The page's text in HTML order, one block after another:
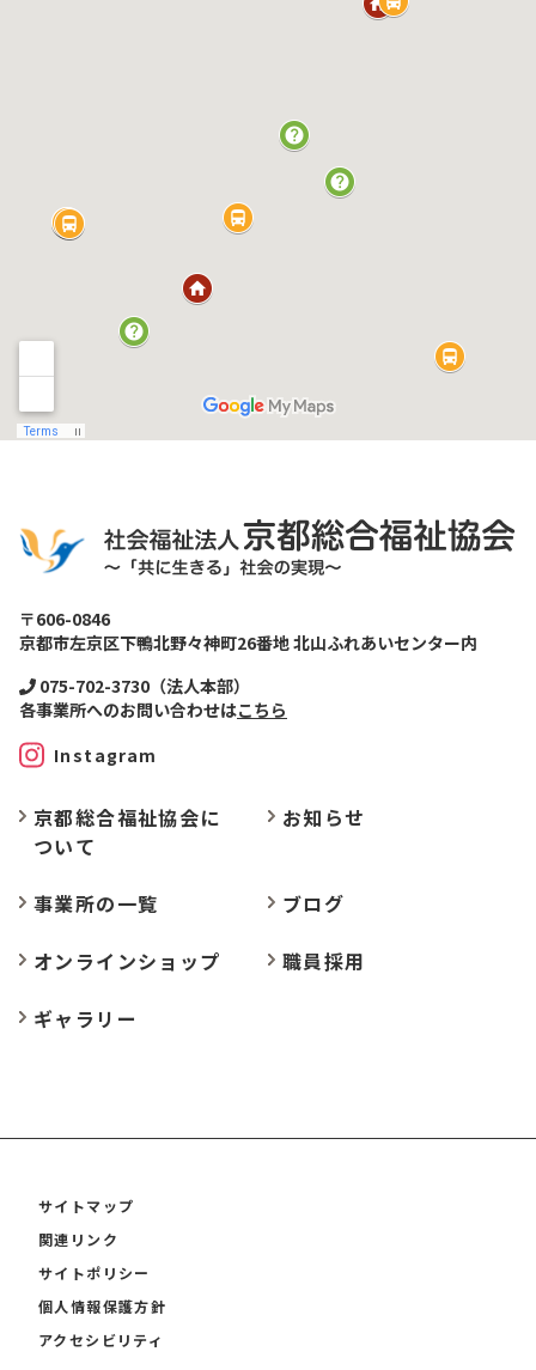
〒606-0846
京都市左京区下鴨北野々神町26番地 北山ふれあいセンター内
075-702-3730（法人本部）
各事業所へのお問い合わせはこちら
Instagram
京都総合福祉協会に
ついて
お知らせ
事業所の一覧
ブログ
オンラインショップ
職員採用
ギャラリー
サイトマップ
関連リンク
サイトポリシー
個人情報保護方針
アクセシビリティ